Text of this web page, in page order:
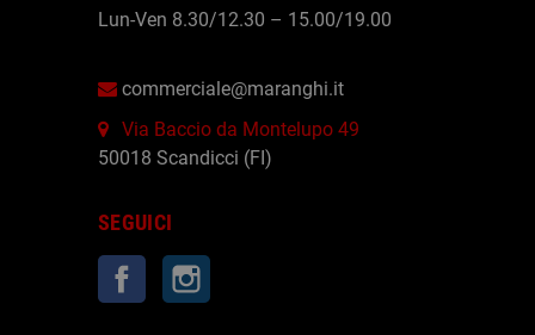
Lun-Ven 8.30/12.30 – 15.00/19.00
commerciale@maranghi.it
Via Baccio da Montelupo 49
50018 Scandicci (FI)
SEGUICI
Facebook